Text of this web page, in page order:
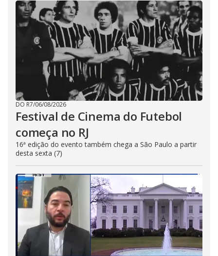
DO R7/06/08/2026
Festival de Cinema do Futebol
começa no RJ
16ª edição do evento também chega a São Paulo a partir
desta sexta (7)